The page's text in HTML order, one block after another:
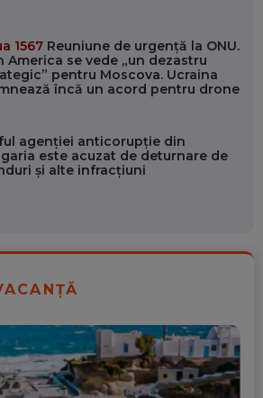
1567Reuniune de urgență la ONU.
America se vede „un dezastru
pentru Moscova. Ucraina
încă un acord pentru drone
agenției anticorupție din
este acuzat de deturnare de
și alte infracțiuni